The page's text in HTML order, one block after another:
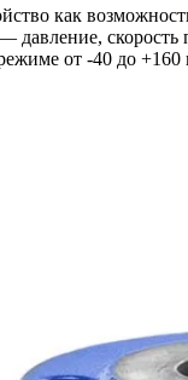
как
от -40 до